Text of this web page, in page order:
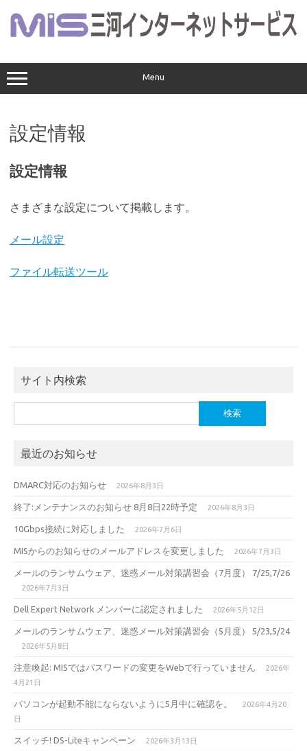
ス
キ
ッ
Menu
設定情報
設定情報
さまざまな設定について掲載します。
メール設定
ファイル転送ツール
サイト内検索
索:
最近のお知らせ
DMARC対応のお知らせ 2026年8月3日
終了:メンテナンスのお知らせ 8月8日22時予定 2026年8月3日
10Gbps接続に対応しました 2026年7月6日
MISからのお知らせのメールアドレスを変更しました 2026年7月3日
メールのランサムウェア、迷惑メール対策講習会（7月度） 7/25,7/26
2026年7月3日
Dell Expert Network メンバーに認定されました 2026年5月12日
メールのランサムウェア、迷惑メール対策講習会（5月度） 5/23,5/24
2026年5月8日
注意喚起: MISではパスワードの変更をWebで行っていません
2026年
4月21日
パソコンが起動不能にならないように5月中に確認を。
2026年4月20
日
スイッチ! DS-Liteキャンペーン 2026年3月13日